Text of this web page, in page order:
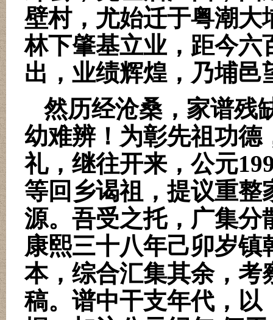
壁村，尤始迁于粤潮大
林下肇基立业，距今六
出，业绩辉煌，乃埔邑
然历经沧桑，家谱残
幼难辨！为彰先祖功德
礼，继往开来，公元
等回乡谒祖，提议重整
源。吾受之托，广集分
康熙三十八年己卯岁
本，综合汇集其余，考
稿。谱中干支年代，以